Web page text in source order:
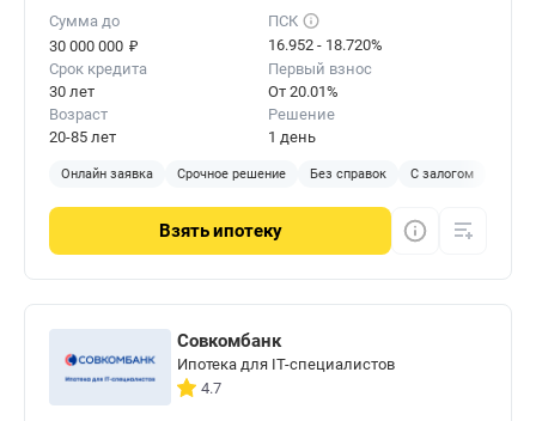
Сумма до
30 000 000 ₽
ПСК
16.952 - 18.720%
Срок кредита
30 лет
Первый взнос
От 20.01%
Возраст
20-85 лет
Решение
1 день
Онлайн заявка Срочное решение Без справок С залогом
Взятьипотеку
Совкомбанк
Ипотека для IT-специалистов
4.7